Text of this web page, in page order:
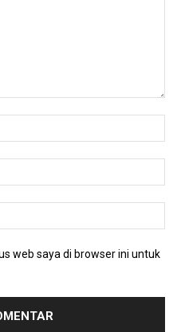
web saya di browser ini untuk